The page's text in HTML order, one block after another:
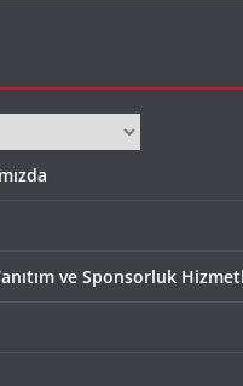
ve Sponsorluk